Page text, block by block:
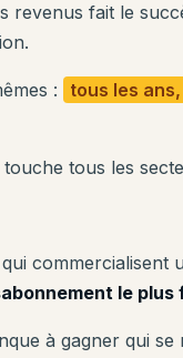
revenus fait le
:
tous les
tous les
commercialisent
le plus
à gagner qui